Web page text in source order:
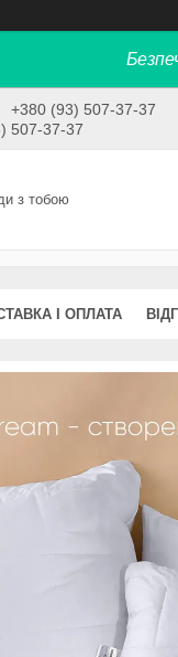
+380 (93) 507-37-37
507-37-37
з тобою
І ОПЛАТА